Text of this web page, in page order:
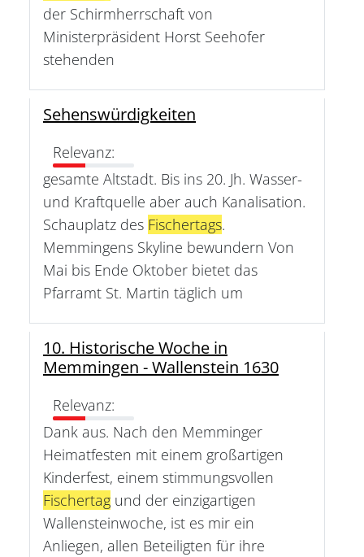
der Schirmherrschaft von
Ministerpräsident Horst Seehofer
stehenden
Sehenswürdigkeiten
Relevanz:
gesamte Altstadt. Bis ins 20. Jh. Wasser-
und Kraftquelle aber auch Kanalisation.
Schauplatz des Fischertags.
Memmingens Skyline bewundern Von
Mai bis Ende Oktober bietet das
Pfarramt St. Martin täglich um
10. Historische Woche in
Memmingen - Wallenstein 1630
Relevanz:
Dank aus. Nach den Memminger
Heimatfesten mit einem großartigen
Kinderfest, einem stimmungsvollen
Fischertag und der einzigartigen
Wallensteinwoche, ist es mir ein
Anliegen, allen Beteiligten für ihre